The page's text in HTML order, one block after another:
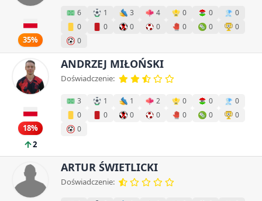
35%
6 1 3 4 0 0
0
0
0 0 0 0 0
0
0
18%
2
ANDRZEJ MIŁOŃSKI
Doświadczenie:
3 1 1 2 0 0
0
0
0 0 0 0 0
0
0
ARTUR ŚWIETLICKI
Doświadczenie: